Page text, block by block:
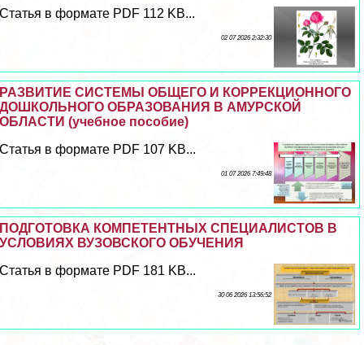
Статья в формате PDF 112 KB...
02 07 2026 2:32:30
РАЗВИТИЕ СИСТЕМЫ ОБЩЕГО И КОРРЕКЦИОННОГО
ДОШКОЛЬНОГО ОБРАЗОВАНИЯ В АМУРСКОЙ
ОБЛАСТИ (учебное пособие)
Статья в формате PDF 107 KB...
01 07 2026 7:49:48
ПОДГОТОВКА КОМПЕТЕНТНЫХ СПЕЦИАЛИСТОВ В
УСЛОВИЯХ ВУЗОВСКОГО ОБУЧЕНИЯ
Статья в формате PDF 181 KB...
30 06 2026 13:56:52